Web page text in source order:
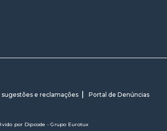
sugestões e reclamações Portal de Denúncias
por Dipcode - Grupo Eurotux